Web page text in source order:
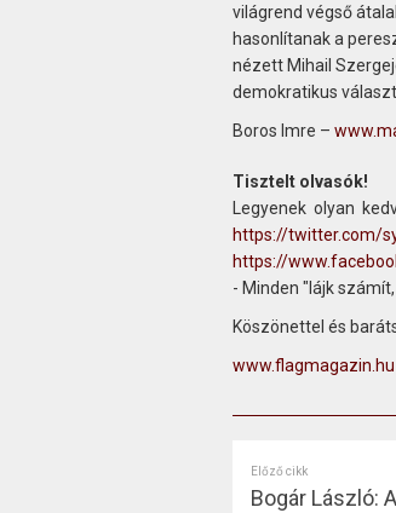
világrend végső
hasonlítanak a
nézett Mihail
demokratikus
Boros Imre –
Tisztelt olvasók!
Legyenek olyan
https://twitter.com/
https://
- Minden "lájk
Köszönettel és
www.flagmagazin.hu
Előző cikk
Bogár László: